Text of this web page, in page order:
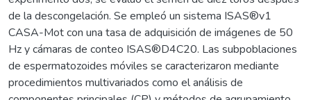
de la descongelación. Se empleó un sistema ISAS®v1
CASA-Mot con una tasa de adquisición de imágenes de 50
Hz y cámaras de conteo ISAS®D4C20. Las subpoblaciones
de espermatozoides móviles se caracterizaron mediante
procedimientos multivariados como el análisis de